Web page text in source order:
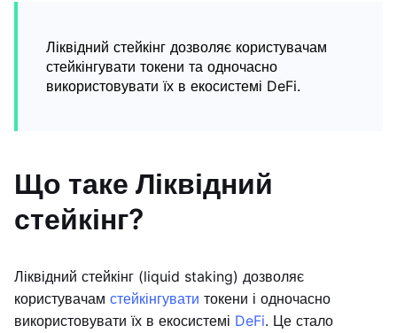
Ліквідний стейкінг дозволяє користувачам
стейкінгувати токени та одночасно
використовувати їх в екосистемі DeFi.
Що таке Ліквідний
стейкінг?
Ліквідний стейкінг (liquid staking) дозволяє
користувачам стейкінгувати токени і одночасно
використовувати їх в екосистемі DeFi. Це стало